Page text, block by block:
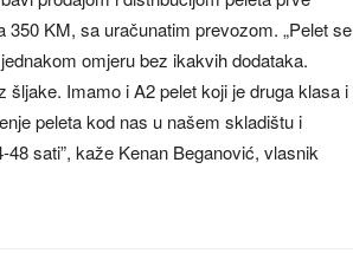
KM, sa uračunatim prevozom. „Pelet se
omjeru bez ikakvih dodataka.
šljake. Imamo i A2 pelet koji je druga klasa i
peleta kod nas u našem skladištu i
sati”, kaže Kenan Beganović, vlasnik